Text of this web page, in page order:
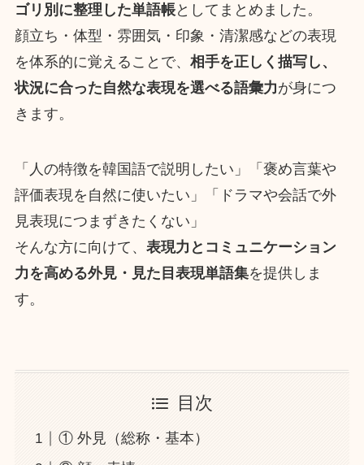
ゴリ別に整理した単語帳としてまとめました。
顔立ち・体型・雰囲気・印象・清潔感などの表現
を体系的に覚えることで、 相手を正しく描写し、
状況に合った自然な表現を選べる語彙力が身につ
きます。
「人の特徴を韓国語で説明したい」「褒め言葉や
評価表現を自然に使いたい」「ドラマや会話で外
見表現につまずきたくない」
そんな方に向けて、 表現力とコミュニケーション
力を高める外見・見た目表現単語集を提供しま
す。
目次
① 外見（総称・基本）